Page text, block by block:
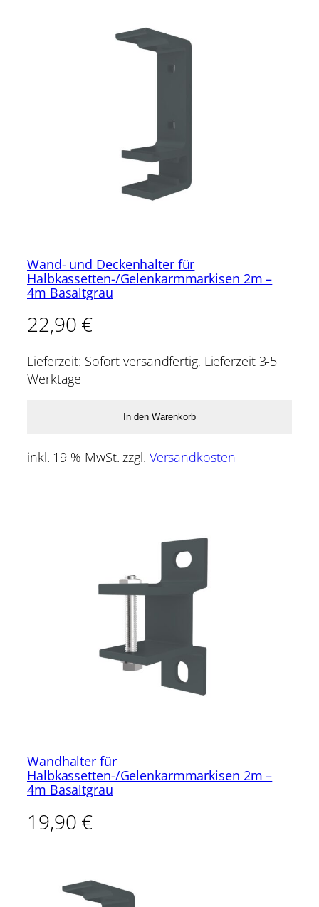
Wand- und Deckenhalter für
Halbkassetten-/Gelenkarmmarkisen 2m –
4m Basaltgrau
22,90 €
Lieferzeit: Sofort versandfertig, Lieferzeit 3-5
Werktage
In den Warenkorb
inkl. 19 % MwSt. zzgl. Versandkosten
Wandhalter für
Halbkassetten-/Gelenkarmmarkisen 2m –
4m Basaltgrau
19,90 €